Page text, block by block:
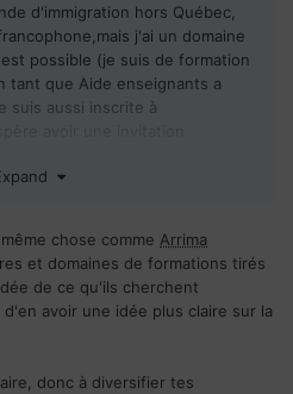
d'immigration hors Québec,
j'ai un domaine
possible (je suis de formation
tant que Aide enseignants a
suis aussi inscrite à
le TEF , si tu as qlq chose qui
courage.
chose comme Arrima
et domaines de formations tirés
de ce qu'ils cherchent
avoir une idée plus claire sur la
donc à diversifier tes